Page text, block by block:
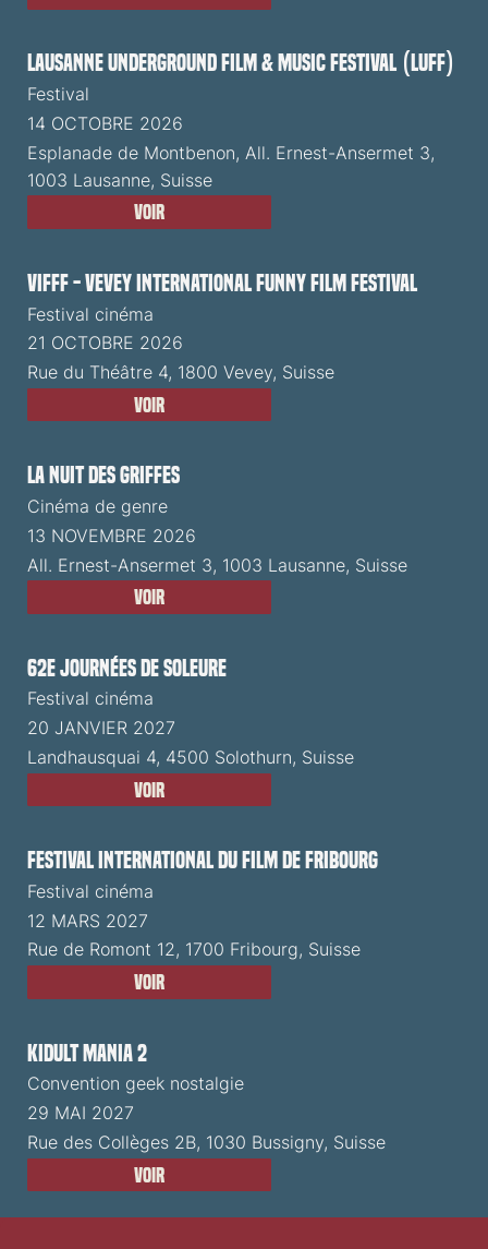
Lausanne Underground Film & Music Festival (LUFF)
Festival
14 OCTOBRE 2026
Esplanade de Montbenon, All. Ernest-Ansermet 3,
1003 Lausanne, Suisse
Voir
VIFFF - Vevey International Funny Film Festival
Festival cinéma
21 OCTOBRE 2026
Rue du Théâtre 4, 1800 Vevey, Suisse
Voir
La Nuit des Griffes
Cinéma de genre
13 NOVEMBRE 2026
All. Ernest-Ansermet 3, 1003 Lausanne, Suisse
Voir
62e Journées de Soleure
Festival cinéma
20 JANVIER 2027
Landhausquai 4, 4500 Solothurn, Suisse
Voir
Festival International du Film de Fribourg
Festival cinéma
12 MARS 2027
Rue de Romont 12, 1700 Fribourg, Suisse
Voir
Kidult Mania 2
Convention geek nostalgie
29 MAI 2027
Rue des Collèges 2B, 1030 Bussigny, Suisse
Voir